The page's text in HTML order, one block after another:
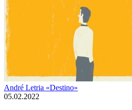
André Letria «Destino»
05.02.2022